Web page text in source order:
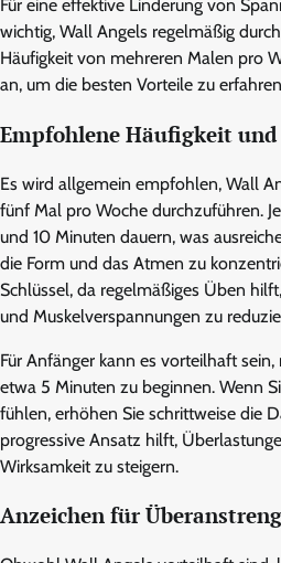
Für eine effektive Linderung von
wichtig, Wall Angels regelmäßig
Häufigkeit von mehreren Malen pro
an, um die besten Vorteile zu
Empfohlene Häufigkeit und
Es wird allgemein empfohlen, Wall
fünf Mal pro Woche durchzuführen.
und 10 Minuten dauern, was
die Form und das Atmen zu
Schlüssel, da regelmäßiges Üben
und Muskelverspannungen zu
Für Anfänger kann es vorteilhaft
etwa 5 Minuten zu beginnen. Wenn
fühlen, erhöhen Sie schrittweise die
progressive Ansatz hilft,
Wirksamkeit zu steigern.
Anzeichen für